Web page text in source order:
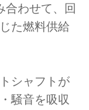
合わせて、回
た燃料供給
シャフトが
騒音を吸収